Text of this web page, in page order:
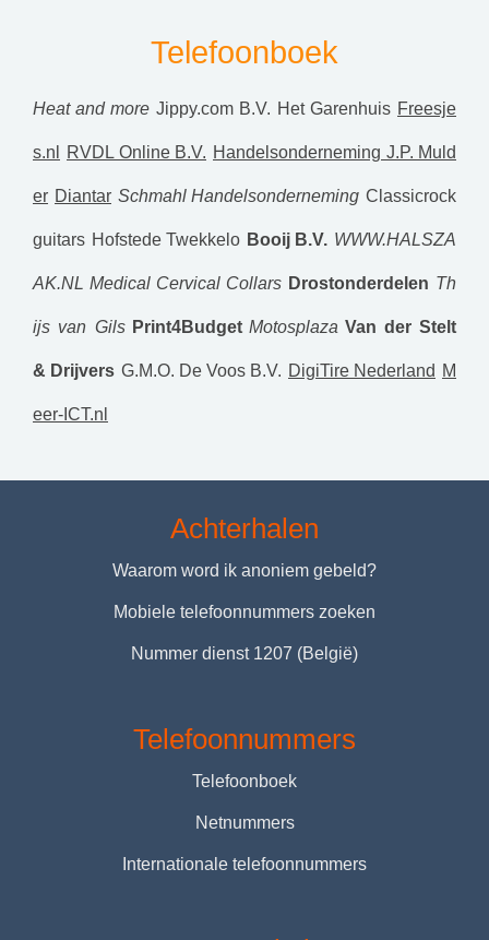
Telefoonboek
Heat and more Jippy.com B.V. Het Garenhuis Freesje
s.nl RVDL Online B.V. Handelsonderneming J.P. Muld
er Diantar Schmahl Handelsonderneming Classicrock
guitars Hofstede Twekkelo Booij B.V. WWW.HALSZA
AK.NL Medical Cervical Collars Drostonderdelen Th
ijs van Gils Print4Budget Motosplaza Van der Stelt
& Drijvers G.M.O. De Voos B.V. DigiTire Nederland M
eer-ICT.nl
Achterhalen
Waarom word ik anoniem gebeld?
Mobiele telefoonnummers zoeken
Nummer dienst 1207 (België)
Telefoonnummers
Telefoonboek
Netnummers
Internationale telefoonnummers